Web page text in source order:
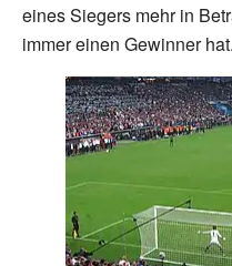
eines Siegers mehr in
immer einen Gewinner hat.